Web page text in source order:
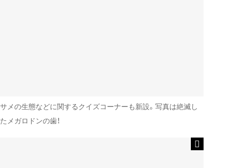
サメの生態などに関するクイズコーナーも新設。写真は絶滅し
たメガロドンの歯！